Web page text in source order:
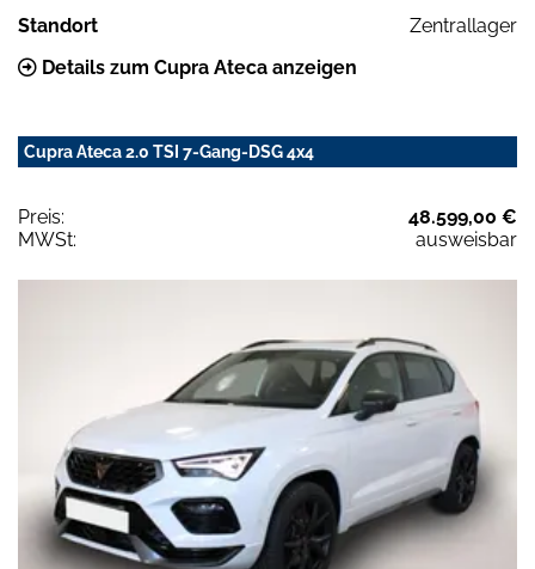
Standort
Zentrallager
Details zum Cupra Ateca anzeigen
Cupra Ateca 2.0 TSI 7-Gang-DSG 4x4
Preis:
48.599,00 €
MWSt:
ausweisbar